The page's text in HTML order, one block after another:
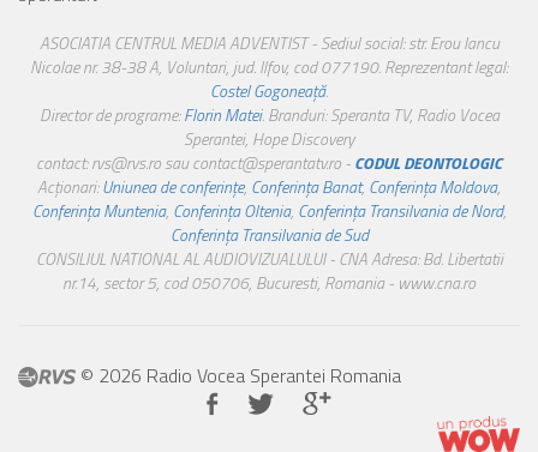
ASOCIATIA CENTRUL MEDIA ADVENTIST - Sediul social: str. Erou Iancu
Nicolae nr. 38-38 A, Voluntari, jud. Ilfov, cod 077190. Reprezentant legal:
Costel Gogoneață.
Director de programe:Florin Matei. Branduri: Speranta TV, Radio Vocea
Sperantei, Hope Discovery
contact: rvs@rvs.ro sau contact@sperantatv.ro -CODUL DEONTOLOGIC
Acționari:Uniunea de conferințe, Conferința Banat, Conferința Moldova,
Conferința Muntenia, Conferința Oltenia, Conferința Transilvania de Nord,
Conferința Transilvania de Sud
CONSILIUL NATIONAL AL AUDIOVIZUALULUI - CNA Adresa: Bd. Libertatii
nr.14, sector 5, cod 050706, Bucuresti, Romania - www.cna.ro
© 2026 Radio Vocea Sperantei Romania